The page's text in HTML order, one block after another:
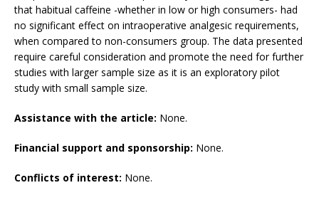
that habitual caffeine -whether in low or high consumers- had
no significant effect on intraoperative analgesic requirements,
when compared to non-consumers group. The data presented
require careful consideration and promote the need for further
studies with larger sample size as it is an exploratory pilot
study with small sample size.
Assistance with the article: None.
Financial support and sponsorship: None.
Conflicts of interest: None.